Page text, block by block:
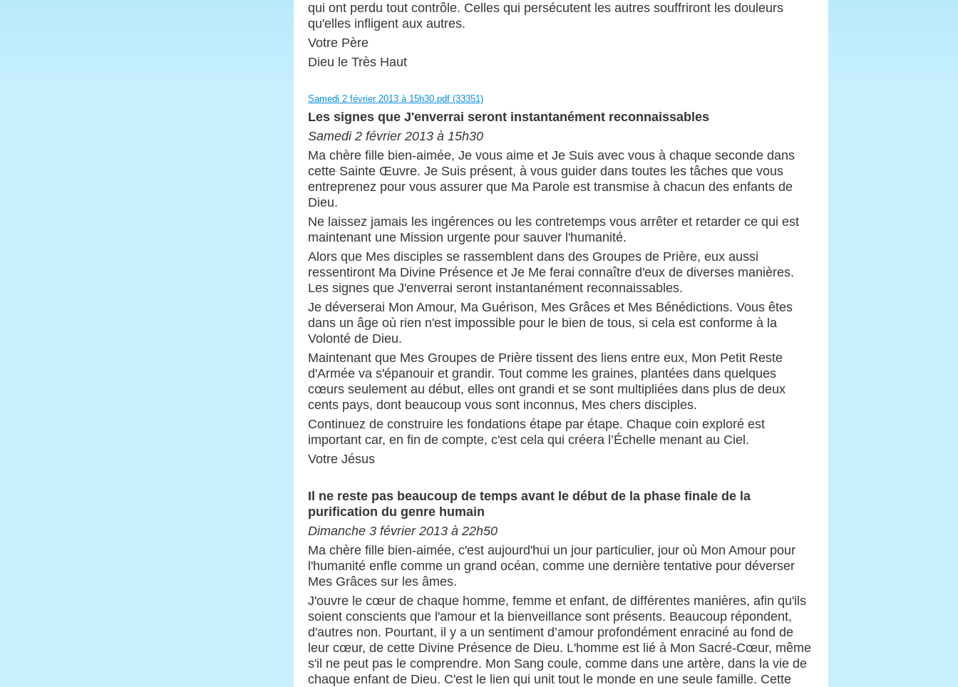
qui ont perdu tout contrôle. Celles qui persécutent les autres souffriront les douleurs
qu'elles infligent aux autres.
Votre Père
Dieu le Très Haut
Samedi 2 février 2013 à 15h30.pdf (33351)
Les signes que J'enverrai seront instantanément reconnaissables
Samedi 2 février 2013 à 15h30
Ma chère fille bien-aimée, Je vous aime et Je Suis avec vous à chaque seconde dans
cette Sainte Œuvre. Je Suis présent, à vous guider dans toutes les tâches que vous
entreprenez pour vous assurer que Ma Parole est transmise à chacun des enfants de
Dieu.
Ne laissez jamais les ingérences ou les contretemps vous arrêter et retarder ce qui est
maintenant une Mission urgente pour sauver l'humanité.
Alors que Mes disciples se rassemblent dans des Groupes de Prière, eux aussi
ressentiront Ma Divine Présence et Je Me ferai connaître d'eux de diverses manières.
Les signes que J'enverrai seront instantanément reconnaissables.
Je déverserai Mon Amour, Ma Guérison, Mes Grâces et Mes Bénédictions. Vous êtes
dans un âge où rien n'est impossible pour le bien de tous, si cela est conforme à la
Volonté de Dieu.
Maintenant que Mes Groupes de Prière tissent des liens entre eux, Mon Petit Reste
d'Armée va s'épanouir et grandir. Tout comme les graines, plantées dans quelques
cœurs seulement au début, elles ont grandi et se sont multipliées dans plus de deux
cents pays, dont beaucoup vous sont inconnus, Mes chers disciples.
Continuez de construire les fondations étape par étape. Chaque coin exploré est
important car, en fin de compte, c'est cela qui créera l’Échelle menant au Ciel.
Votre Jésus
Il ne reste pas beaucoup de temps avant le début de la phase finale de la
purification du genre humain
Dimanche 3 février 2013 à 22h50
Ma chère fille bien-aimée, c'est aujourd'hui un jour particulier, jour où Mon Amour pour
l'humanité enfle comme un grand océan, comme une dernière tentative pour déverser
Mes Grâces sur les âmes.
J'ouvre le cœur de chaque homme, femme et enfant, de différentes manières, afin qu'ils
soient conscients que l'amour et la bienveillance sont présents. Beaucoup répondent,
d'autres non. Pourtant, il y a un sentiment d’amour profondément enraciné au fond de
leur cœur, de cette Divine Présence de Dieu. L'homme est lié à Mon Sacré-Cœur, même
s'il ne peut pas le comprendre. Mon Sang coule, comme dans une artère, dans la vie de
chaque enfant de Dieu. C'est le lien qui unit tout le monde en une seule famille. Cette